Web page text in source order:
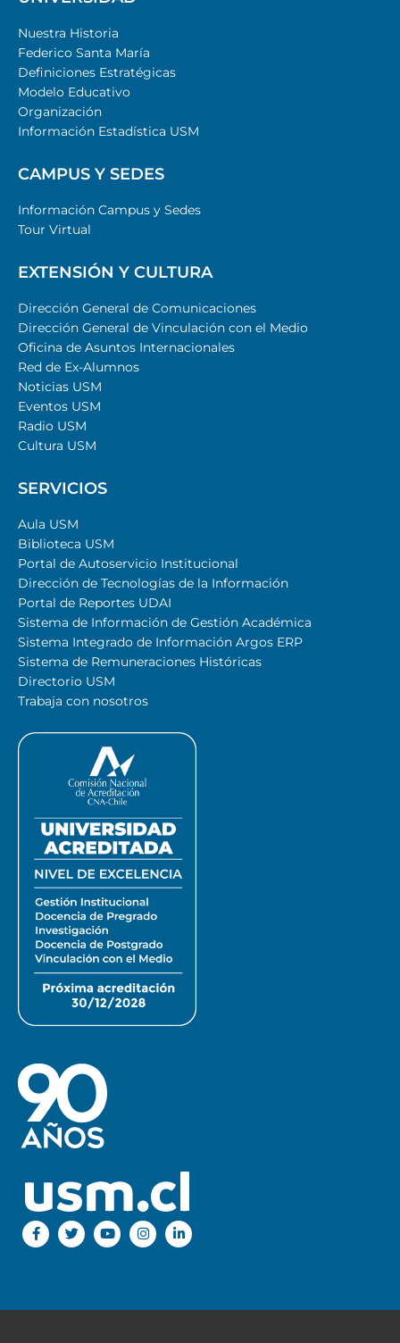
Nuestra Historia
Federico Santa María
Definiciones Estratégicas
Modelo Educativo
Organización
Información Estadística USM
CAMPUS Y SEDES
Información Campus y Sedes
Tour Virtual
EXTENSIÓN Y CULTURA
Dirección General de Comunicaciones
Dirección General de Vinculación con el Medio
Oficina de Asuntos Internacionales
Red de Ex-Alumnos
Noticias USM
Eventos USM
Radio USM
Cultura USM
SERVICIOS
Aula USM
Biblioteca USM
Portal de Autoservicio Institucional
Dirección de Tecnologías de la Información
Portal de Reportes UDAI
Sistema de Información de Gestión Académica
Sistema Integrado de Información Argos ERP
Sistema de Remuneraciones Históricas
Directorio USM
Trabaja con nosotros